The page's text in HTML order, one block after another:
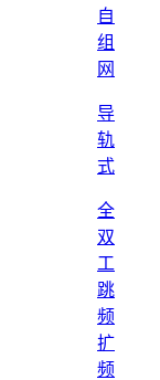
自
组
网
导
轨
式
全
双
工
跳
频
扩
频